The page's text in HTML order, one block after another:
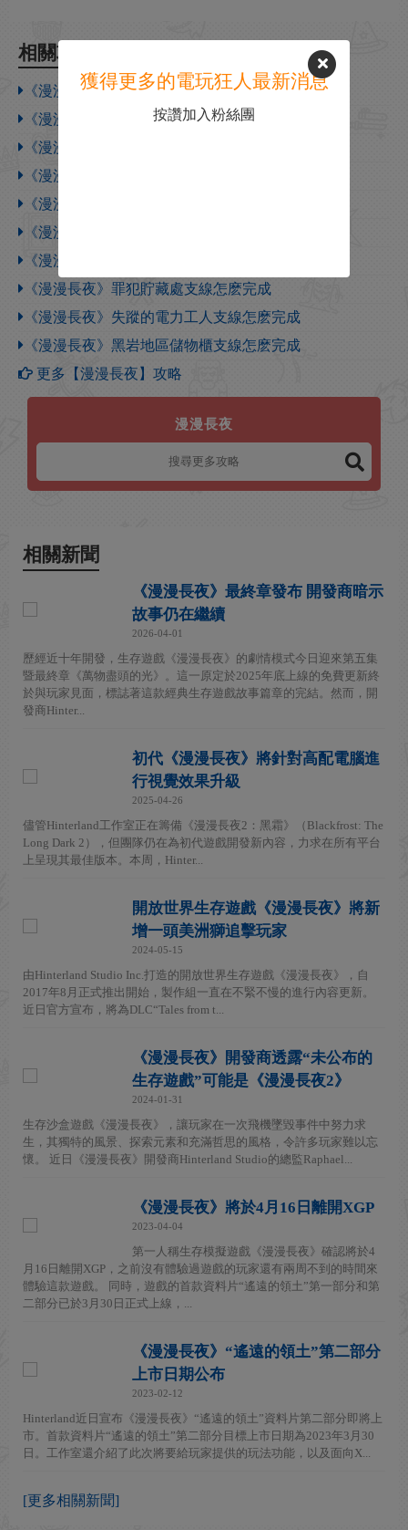
相關攻略
《漫漫長夜》遊俠對戰平台聯機教程
《漫漫長夜》室外變溫是什麽意思
《漫漫長夜》室內恆溫是什麽意思
《漫漫長夜》體感溫度怎麽計算
《漫漫長夜》體感溫度是什麽意思
《漫漫長夜》黎明是什麽時間
《漫漫長夜》黑暗中的謎題怎麽完成
《漫漫長夜》罪犯貯藏處支線怎麽完成
《漫漫長夜》失蹤的電力工人支線怎麽完成
《漫漫長夜》黑岩地區儲物櫃支線怎麽完成
更多【漫漫長夜】攻略
漫漫長夜
相關新聞
《漫漫長夜》最終章發布 開發商暗示
故事仍在繼續
2026-04-01
歷經近十年開發，生存遊戲《漫漫長夜》的劇情模式今日迎來第五集
暨最終章《萬物盡頭的光》。這一原定於2025年底上線的免費更新終
於與玩家見面，標誌著這款經典生存遊戲故事篇章的完結。然而，開
發商Hinter...
初代《漫漫長夜》將針對高配電腦進
行視覺效果升級
2025-04-26
儘管Hinterland工作室正在籌備《漫漫長夜2：黑霜》（Blackfrost: The
Long Dark 2），但團隊仍在為初代遊戲開發新內容，力求在所有平台
上呈現其最佳版本。本周，Hinter...
開放世界生存遊戲《漫漫長夜》將新
增一頭美洲獅追擊玩家
2024-05-15
由Hinterland Studio Inc.打造的開放世界生存遊戲《漫漫長夜》，自
2017年8月正式推出開始，製作組一直在不緊不慢的進行內容更新。
近日官方宣布，將為DLC“Tales from t...
《漫漫長夜》開發商透露“未公布的
生存遊戲”可能是《漫漫長夜2》
2024-01-31
生存沙盒遊戲《漫漫長夜》，讓玩家在一次飛機墜毀事件中努力求
生，其獨特的風景、探索元素和充滿哲思的風格，令許多玩家難以忘
懷。 近日《漫漫長夜》開發商Hinterland Studio的總監Raphael...
《漫漫長夜》將於4月16日離開XGP
2023-04-04
第一人稱生存模擬遊戲《漫漫長夜》確認將於4
月16日離開XGP，之前沒有體驗過遊戲的玩家還有兩周不到的時間來
體驗這款遊戲。 同時，遊戲的首款資料片“遙遠的領土”第一部分和第
二部分已於3月30日正式上線，...
《漫漫長夜》“遙遠的領土”第二部分
上市日期公布
2023-02-12
Hinterland近日宣布《漫漫長夜》“遙遠的領土”資料片第二部分即將上
市。首款資料片“遙遠的領土”第二部分目標上市日期為2023年3月30
日。工作室還介紹了此次將要給玩家提供的玩法功能，以及面向X...
[更多相關新聞]
獲得更多的電玩狂人最新消息
按讚加入粉絲團